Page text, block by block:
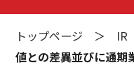
トップページ ＞ IR
値との差異並びに通期